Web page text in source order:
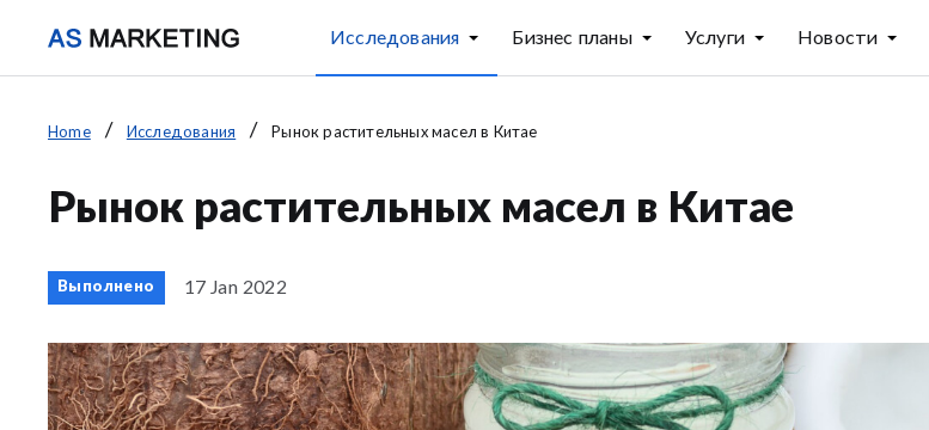
Исследования Бизнес планы Услуги Новости
Home Исследования Рынок растительных масел в Китае
Рынок растительных масел в Китае
Выполнено 17 Jan 2022